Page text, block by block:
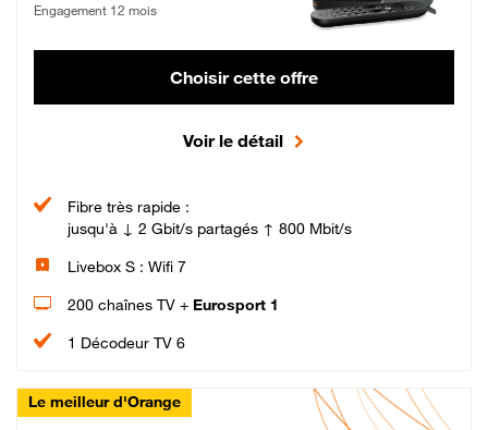
Engagement 12 mois
Choisir cette offre
Voir le détail
Fibre très rapide :
jusqu'à ↓ 2 Gbit/s partagés ↑ 800 Mbit/s
Livebox S : Wifi 7
200 chaînes TV + Eurosport 1
1 Décodeur TV 6
Le meilleur d'Orange